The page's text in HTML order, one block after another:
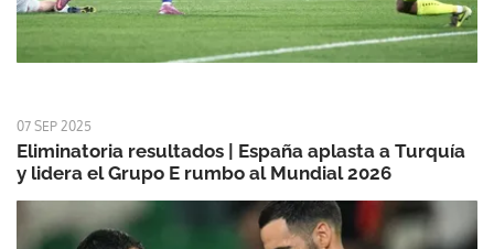
07 SEP 2025
Eliminatoria resultados | España aplasta a Turquía
y lidera el Grupo E rumbo al Mundial 2026